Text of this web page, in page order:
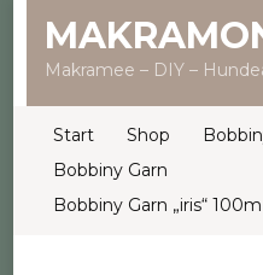
Makramee – DIY –
Start Shop
Bobbiny Garn
Bobbiny Garn „iris“